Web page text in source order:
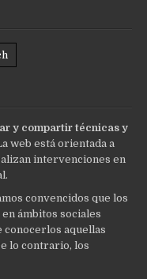
y compartir técnicas y
web está orientada a
intervenciones en
convencidos que los
ámbitos sociales
conocerlos aquellas
lo contrario, los